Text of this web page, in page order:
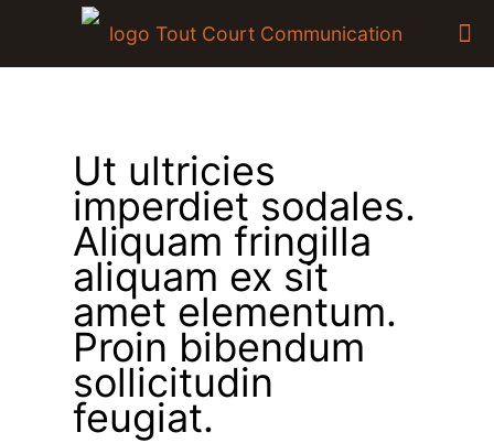
Ut ultricies
imperdiet sodales.
Aliquam fringilla
aliquam ex sit
amet elementum.
Proin bibendum
sollicitudin
feugiat.